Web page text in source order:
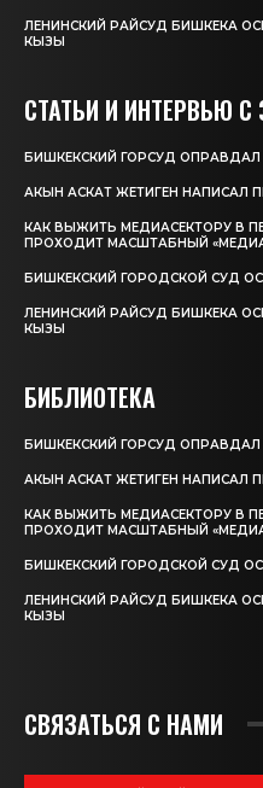
ЛЕНИНСКИЙ РАЙСУД БИШКЕКА
КЫЗЫ
СТАТЬИ И ИНТЕРВЬЮ С
БИШКЕКСКИЙ ГОРСУД
АКЫН АСКАТ ЖЕТИГЕН НАПИСАЛ
КАК ВЫЖИТЬ МЕДИАСЕКТОРУ В
ПРОХОДИТ МАСШТАБНЫЙ
БИШКЕКСКИЙ ГОРОДСКОЙ СУД
ЛЕНИНСКИЙ РАЙСУД БИШКЕКА
КЫЗЫ
БИБЛИОТЕКА
БИШКЕКСКИЙ ГОРСУД
АКЫН АСКАТ ЖЕТИГЕН НАПИСАЛ
КАК ВЫЖИТЬ МЕДИАСЕКТОРУ В
ПРОХОДИТ МАСШТАБНЫЙ
БИШКЕКСКИЙ ГОРОДСКОЙ СУД
ЛЕНИНСКИЙ РАЙСУД БИШКЕКА
КЫЗЫ
СВЯЗАТЬСЯ С НАМИ